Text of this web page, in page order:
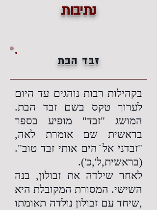
נתיבות
זבד הבת
בקהילות רבות נוהגים עד היום
לערוך טקס בשם זבד הבת.
המושג "זבד" מופיע בספר
בראשית שם אומרת לאה,
"זבדני אל˙הים אותי זבד טוב".
(בראשית,ל',כ').
לאחר שילדה את זבולון, בנה
השישי. המסורת המקובלת היא
,שיחד עם זבולון נולדה תאומתו